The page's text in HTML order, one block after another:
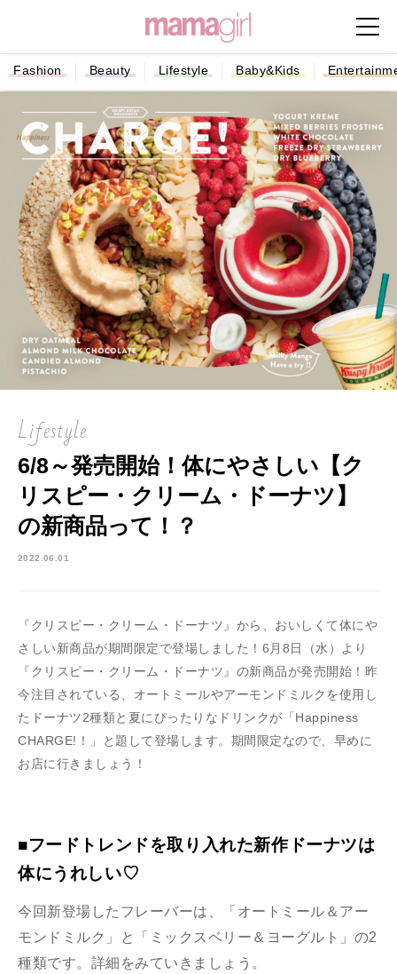
Fashion Beauty Lifestyle Baby&Kids
Lifestyle
6/8～発売開始！体にやさしい【ク
リスピー・クリーム・ドーナツ】
の新商品って！？
2022.06.01
『クリスピー・クリーム・ドーナツ』から、おいしくて体にや
さしい新商品が期間限定で登場しました！6月8日（水）より
『クリスピー・クリーム・ドーナツ』の新商品が発売開始！昨
今注目されている、オートミールやアーモンドミルクを使用し
たドーナツ2種類と夏にぴったりなドリンクが「Happiness
CHARGE!！」と題して登場します。期間限定なので、早めに
お店に行きましょう！
■フードトレンドを取り入れた新作ドーナツは
体にうれしい♡
今回新登場したフレーバーは、「オートミール＆アー
モンドミルク」と「ミックスベリー＆ヨーグルト」の2
種類です。詳細をみていきましょう。